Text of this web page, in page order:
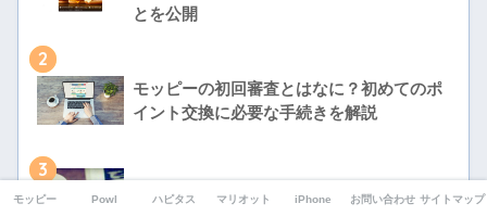
とを公開
2
モッピーの初回審査とはなに？初めてのポ
イント交換に必要な手続きを解説
3
楽天市場とYahoo!ショッピングはどっちが
モッピー Powl ハピタス マリオット iPhone お問い合わせ サイトマップ